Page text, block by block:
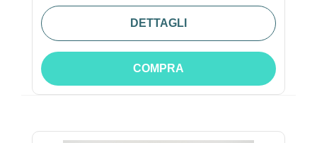
DETTAGLI
COMPRA